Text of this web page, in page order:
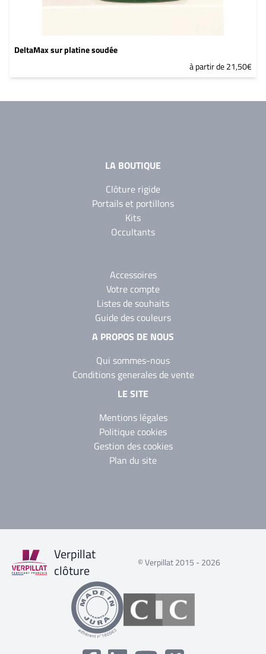
DeltaMax sur platine soudée
à partir de 21,50€
LA BOUTIQUE
Clôture rigide
Portails et portillons
Kits
Occultants
Accessoires
Votre compte
Listes de souhaits
Guide des couleurs
A PROPOS DE NOUS
Qui sommes-nous
Conditions generales de vente
LE SITE
Mentions légales
Politique cookies
Gestion des cookies
Plan du site
Verpillat
clôture
© Verpillat 2015 - 2026